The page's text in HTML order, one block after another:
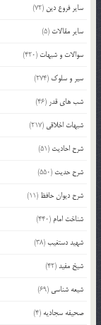
سایر فروع دین (72)
سایر مقالات (5)
سوالات و شبهات (420)
سیر و سلوک (274)
شب های قدر (46)
شبهات اخلاقی (217)
شرح احادیث (51)
شرح حدیث (550)
شرح دیوان حافظ (11)
شناخت امام (440)
شهید دستغیب(38)
شیخ مفید(42)
شیعه شناسی (69)
صحیفه سجادیه (4)